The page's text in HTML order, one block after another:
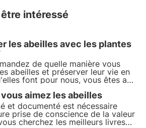
intéressé
les abeilles avec les plantes
de quelle manière vous
abeilles et préserver leur vie en
font pour nous, vous êtes au
cet article, nous expliquons
aider les abeilles avec les
aimez les abeilles
et documenté est nécessaire
prise de conscience de la valeur
cherchez les meilleurs livres